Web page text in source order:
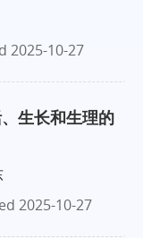
2025-10-27
生长和生理的
2025-10-27